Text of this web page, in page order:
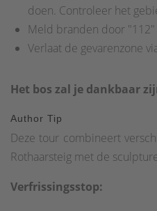
doen. Controleer het
Meld branden door
Verlaat de gevarenzone
Het bos zal je dankbaar
Author Tip
Deze tour combineert
Rothaarsteig met de
Verfrissingsstop: